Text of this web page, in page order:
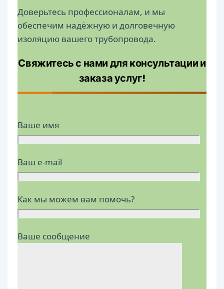
Доверьтесь профессионалам, и мы
обеспечим надёжную и долговечную
изоляцию вашего трубопровода.
Свяжитесь с нами для консультации и
заказа услуг!
Ваше имя
Ваш e-mail
Как мы можем вам помочь?
Ваше сообщение